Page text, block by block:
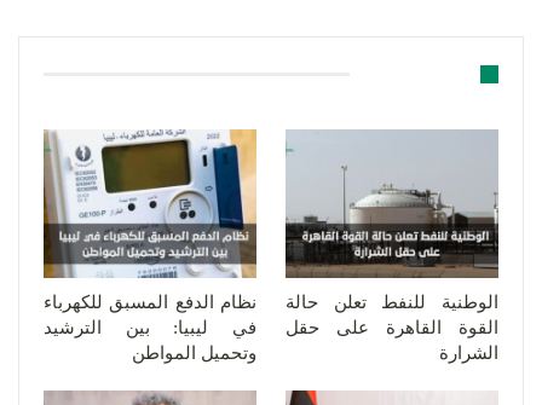
الوطنية للنفط تعلن حالة
القوة القاهرة على حقل
الشرارة
نظام الدفع المسبق للكهرباء
في ليبيا: بين الترشيد
وتحميل المواطن